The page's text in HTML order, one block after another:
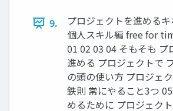
9.
プロジェクトを進めるキ
個人スキル編 free for
01 02 03 04 そもそも プ
進める プロジェクトで
の頭の使い方 プロジェ
鉄則 常にやること3つ
めるために プロジェク